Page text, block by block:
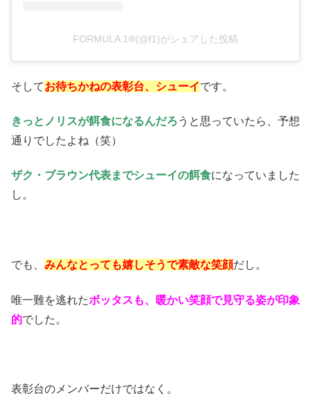
FORMULA 1®(@f1)がシェアした投稿
そしてお待ちかねの表彰台、シューイです。
きっとノリスが餌食になるんだろ うと思っていたら、予想
通りでしたよね（笑）
ザク・ブラウン代表までシューイの餌食になっていました
し。
でも、 みんなとっても嬉しそうで素敵な笑顔だし。
唯一難を逃れたボッタスも、暖かい笑顔で見守る姿が印象
的でした。
表彰台のメンバーだけではなく。